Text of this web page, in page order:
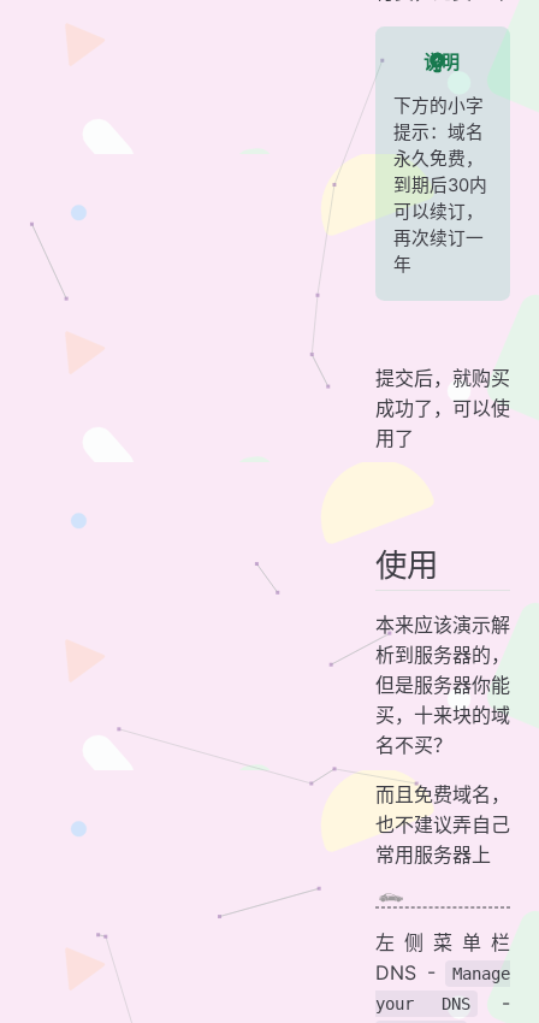
说明
下方的小字
提示：域名
永久免费，
到期后30内
可以续订，
再次续订一
年
提交后，就购买
成功了，可以使
用了
使用
本来应该演示解
析到服务器的，
但是服务器你能
买，十来块的域
名不买？
而且免费域名，
也不建议弄自己
常用服务器上
左侧菜单栏
DNS -
Manage
your DNS
-